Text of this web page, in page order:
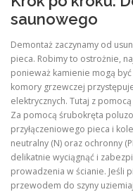
saunowego
Demontaż zaczynamy od
pieca. Robimy to ostrożnie,
ponieważ kamienie mogą
komory grzewczej
elektrycznych. Tutaj z
Za pomocą śrubokręta
przyłączeniowego pieca i
neutralny (N) oraz ochronny
delikatnie wyciągnąć i
prowadzenia w ścianie. Jeśli
przewodem do szyny